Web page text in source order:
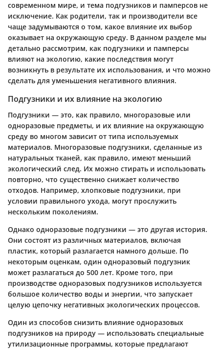
современном мире, и тема подгузников и памперсов не
исключение. Как родители, так и производители все
чаще задумываются о том, какое влияние их выбор
оказывает на окружающую среду. В данном разделе мы
детально рассмотрим, как подгузники и памперсы
влияют на экологию, какие последствия могут
возникнуть в результате их использования, и что можно
сделать для уменьшения негативного влияния.
Подгузники и их влияние на экологию
Подгузники — это, как правило, многоразовые или
одноразовые предметы, и их влияние на окружающую
среду во многом зависит от типа используемых
материалов. Многоразовые подгузники, сделанные из
натуральных тканей, как правило, имеют меньший
экологический след. Их можно стирать и использовать
повторно, что существенно снижает количество
отходов. Например, хлопковые подгузники, при
условии правильного ухода, могут прослужить
нескольким поколениям.
Однако одноразовые подгузники — это другая история.
Они состоят из различных материалов, включая
пластик, который разлагается намного дольше. По
некоторым оценкам, один одноразовый подгузник
может разлагаться до 500 лет. Кроме того, при
производстве одноразовых подгузников используется
большое количество воды и энергии, что запускает
целую цепочку негативных экологических процессов.
Один из способов снизить влияние одноразовых
подгузников на природу — использовать специальные
утилизационные программы, которые предлагают